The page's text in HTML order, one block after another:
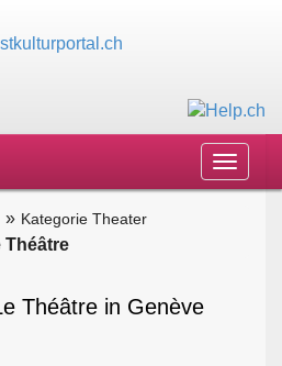
Toggle
Kategorie Theater
Théâtre
Théâtre in Genève